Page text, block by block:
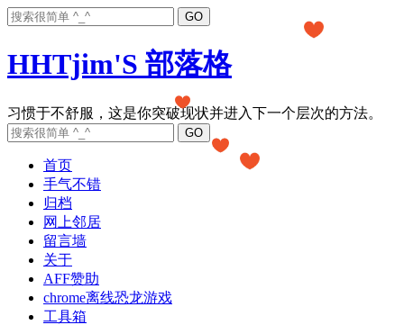
HHTjim'S 部落格
首页
手气不错
归档
网上邻居
留言墙
关于
AFF赞助
chrome离线恐龙游戏
工具箱